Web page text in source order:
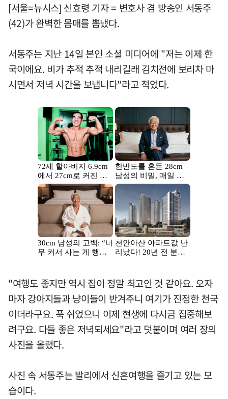
[서울=뉴시스] 신효령 기자 = 변호사 겸 방송인 서동주
(42)가 완벽한 몸매를 뽐냈다.
서동주는 지난 14일 본인 소셜 미디어에 "저는 이제 한
국이에요. 비가 추적 추적 내리길래 김치전에 보리차 마
시면서 저녁 시간을 보냅니다"라고 적었다.
"여행도 좋지만 역시 집이 정말 최고인 것 같아요. 오자
마자 강아지들과 냥이들이 반겨주니 여기가 진정한 천국
이더라구요. 푹 쉬었으니 이제 현생에 다시금 집중해보
려구요. 다들 좋은 저녁되세요"라고 덧붙이며 여러 장의
사진을 올렸다.
사진 속 서동주는 발리에서 신혼여행을 즐기고 있는 모
습이다.